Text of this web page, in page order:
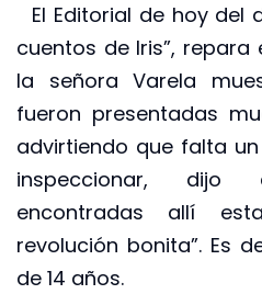
El Editorial de hoy del
cuentos de Iris”,
la señora Varela
fueron presentadas
advirtiendo que falta
inspeccionar,
encontradas allí
revolución bonita”. Es
de 14 años.